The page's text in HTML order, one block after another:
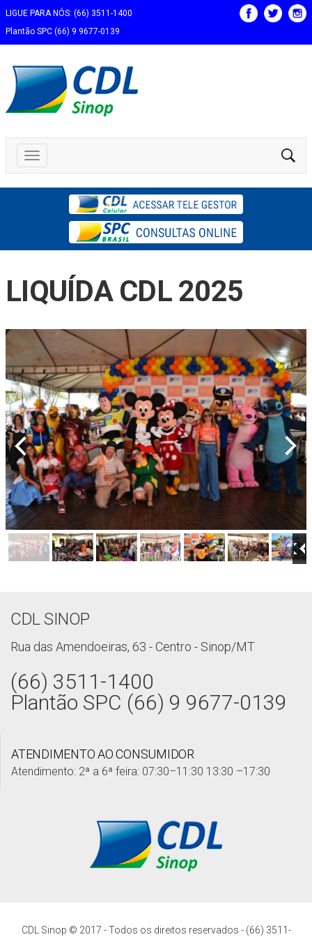
LIGUE PARA NÓS: (66) 3511-1400
Plantão SPC (66) 9 9677-0139
LIQUÍDA CDL 2025
CDL SINOP
Rua das Amendoeiras, 63 - Centro - Sinop/MT
(66) 3511-1400
Plantão SPC (66) 9 9677-0139
ATENDIMENTO AO CONSUMIDOR
Atendimento: 2ª a 6ª feira: 07:30–11:30 13:30 –17:30
CDL Sinop © 2017 - Todos os direitos reservados - (66) 3511-